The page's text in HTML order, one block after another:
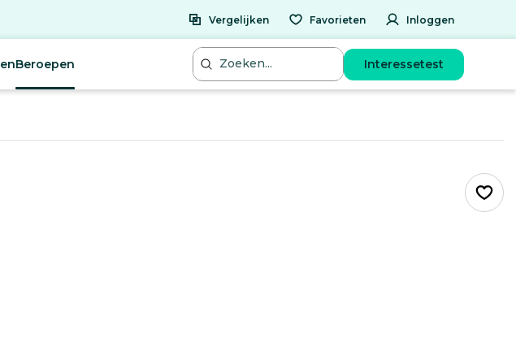
Vergelijken Favorieten Inloggen
Beroepen Interessetest